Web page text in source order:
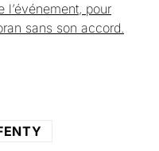
l’événement, pour
sans son accord.